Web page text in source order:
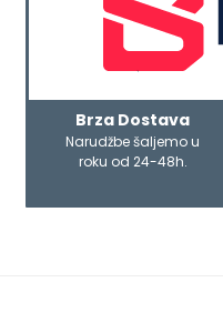
Brza Dostava
Narudžbe šaljemo u
roku od 24-48h.